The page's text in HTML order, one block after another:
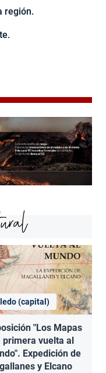
región.
(capital)
"Los Mapas
primera vuelta al
Expedición de
y Elcano